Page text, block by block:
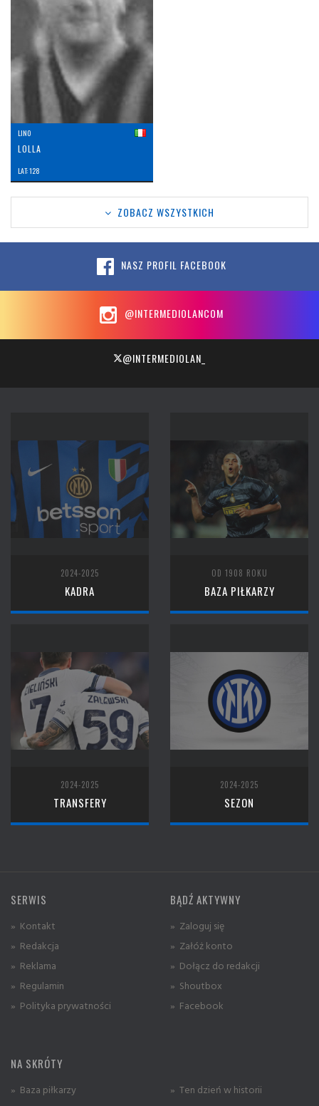
LINO
LOLLA
LAT: 128
ZOBACZ WSZYSTKICH
NASZ PROFIL FACEBOOK
@INTERMEDIOLANCOM
@INTERMEDIOLAN_
2024-2025
KADRA
OD 1908 ROKU
BAZA PIŁKARZY
2024-2025
TRANSFERY
2024-2025
SEZON
SERWIS
» Kontakt
» Redakcja
» Reklama
» Regulamin
» Polityka prywatności
BĄDŹ AKTYWNY
» Zaloguj się
» Załóż konto
» Dołącz do redakcji
» Shoutbox
» Facebook
NA SKRÓTY
» Baza piłkarzy
» Ten dzień w historii